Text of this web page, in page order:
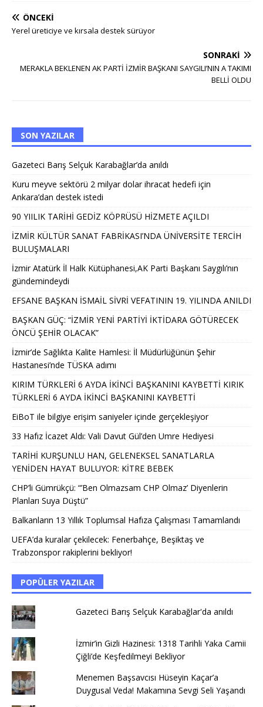
ÖNCEKI
Yerel üreticiye ve kırsala destek sürüyor
SONRAKI
MERAKLA BEKLENEN AK PARTİ İZMİR BAŞKANI SAYGILI’NIN A TAKIMI
BELLİ OLDU
SON YAZILAR
Gazeteci Barış Selçuk Karabağlar’da anıldı
Kuru meyve sektörü 2 milyar dolar ihracat hedefi için
Ankara’dan destek istedi
90 YIILIK TARİHİ GEDİZ KÖPRÜSÜ HİZMETE AÇILDI
İZMİR KÜLTÜR SANAT FABRİKASI’NDA ÜNİVERSİTE TERCİH
BULUŞMALARI
İzmir Atatürk İl Halk Kütüphanesi,AK Parti Başkanı Saygılı’nın
gündemindeydi
EFSANE BAŞKAN İSMAİL SİVRİ VEFATININ 19. YILINDA ANILDI
BAŞKAN GÜÇ: “İZMİR YENİ PARTİYİ İKTİDARA GÖTÜRECEK
ÖNCÜ ŞEHİR OLACAK”
İzmir’de Sağlıkta Kalite Hamlesi: İl Müdürlüğünün Şehir
Hastanesi’nde TÜSKA adımı
KIRIM TÜRKLERİ 6 AYDA İKİNCİ BAŞKANINI KAYBETTİ KIRIK
TÜRKLERİ 6 AYDA İKİNCİ BAŞKANINI KAYBETTİ
EiBoT ile bilgiye erişim saniyeler içinde gerçekleşiyor
33 Hafız İcazet Aldı: Vali Davut Gül’den Umre Hediyesi
TARİHİ KURŞUNLU HAN, GELENEKSEL SANATLARLA
YENİDEN HAYAT BULUYOR: KİTRE BEBEK
CHP’li Gümrükçü: “’Ben Olmazsam CHP Olmaz’ Diyenlerin
Planları Suya Düştü”
Balkanların 13 Yıllık Toplumsal Hafıza Çalışması Tamamlandı
UEFA’da kuralar çekilecek: Fenerbahçe, Beşiktaş ve
Trabzonspor rakiplerini bekliyor!
POPÜLER YAZILAR
Gazeteci Barış Selçuk Karabağlar'da anıldı
İzmir’in Gizli Hazinesi: 1318 Tarihli Yaka Camii
Çiğli’de Keşfedilmeyi Bekliyor
Menemen Başsavcısı Hüseyin Kaçar’a
Duygusal Veda! Makamına Sevgi Seli Yaşandı